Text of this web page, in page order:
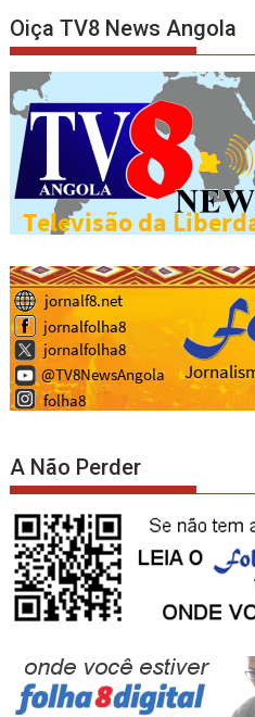
Oiça TV8 News Angola
A Não Perder